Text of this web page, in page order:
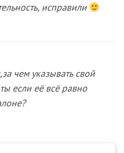
исправили
чем указывать свой
если её всё равно